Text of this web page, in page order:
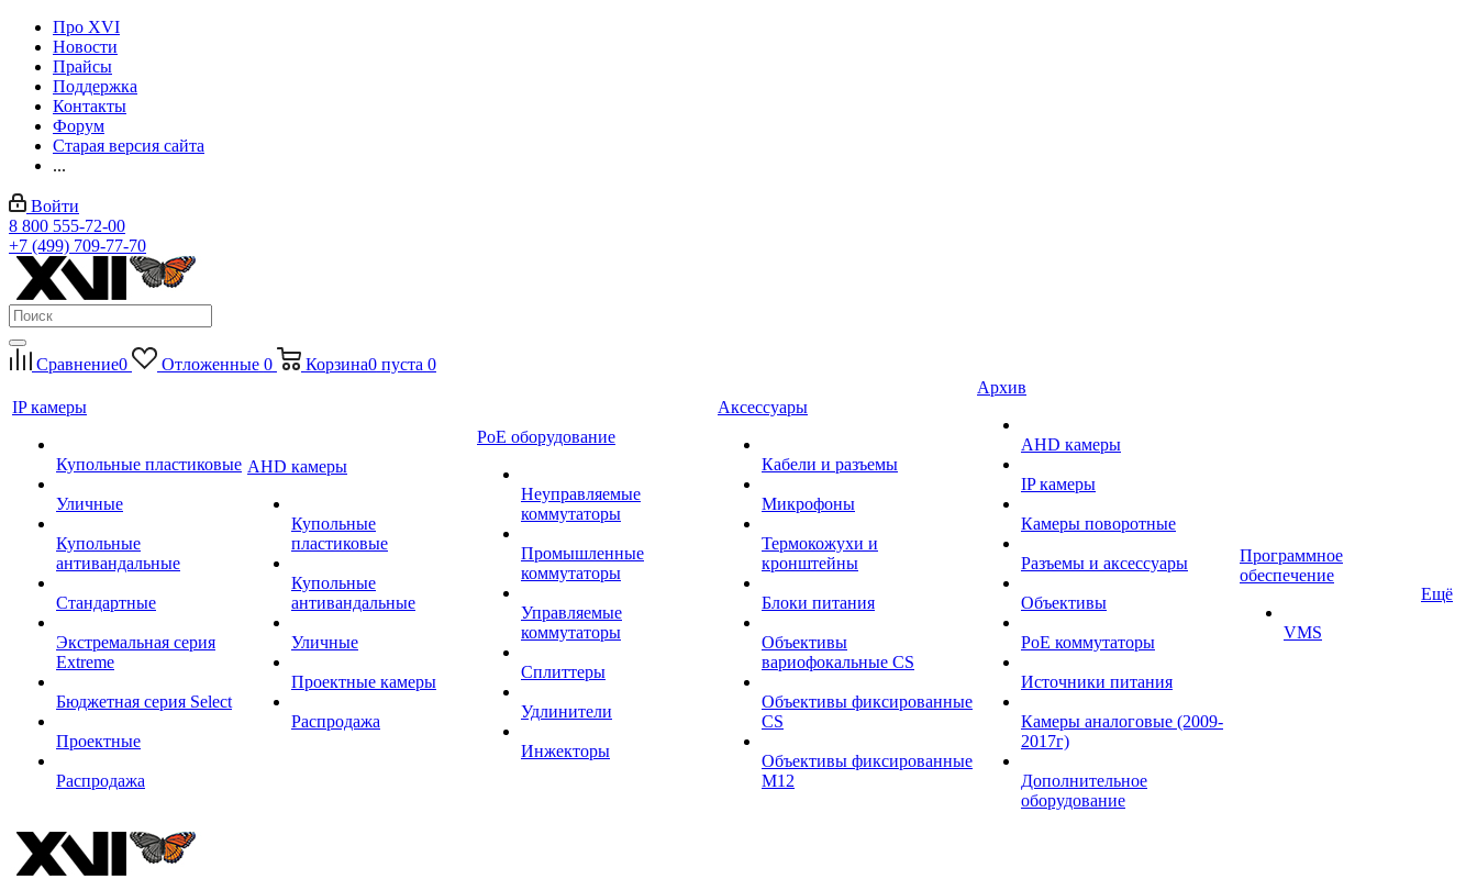
Про XVI
Новости
Прайсы
Поддержка
Контакты
Форум
Старая версия сайта
...
Войти
8 800 555-72-00
+7 (499) 709-77-70
Сравнение0 Отложенные 0 Корзина0 пуста 0
IP камеры
Купольные пластиковые
Уличные
Купольные
антивандальные
Стандартные
Экстремальная серия
Extreme
Бюджетная серия Select
Проектные
Распродажа
AHD камеры
Купольные
пластиковые
Купольные
антивандальные
Уличные
Проектные камеры
Распродажа
PoE оборудование
Неуправляемые
коммутаторы
Промышленные
коммутаторы
Управляемые
коммутаторы
Сплиттеры
Удлинители
Инжекторы
Аксессуары
Кабели и разъемы
Микрофоны
Термокожухи и
кронштейны
Блоки питания
Объективы
вариофокальные CS
Объективы фиксированные
CS
Объективы фиксированные
М12
Архив
AHD камеры
IP камеры
Камеры поворотные
Разъемы и аксессуары
Объективы
PoE коммутаторы
Источники питания
Камеры аналоговые (2009-
2017г)
Дополнительное
оборудование
Программное
обеспечение
VMS
Ещё